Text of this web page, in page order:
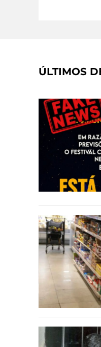
ÚLTIMOS